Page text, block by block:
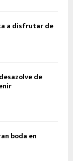
a disfrutar de
de
boda en